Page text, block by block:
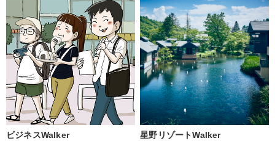
ビジネスWalker 星野リゾートWalker